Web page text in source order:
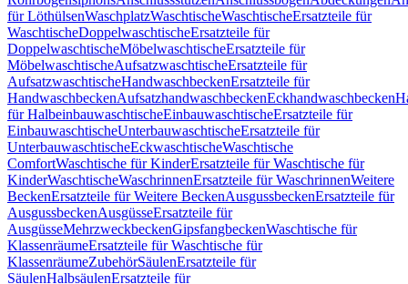
für LöthülsenWaschplatzWaschtischeWaschtischeErsatzteile für
WaschtischeDoppelwaschtischeErsatzteile für
DoppelwaschtischeMöbelwaschtischeErsatzteile für
MöbelwaschtischeAufsatzwaschtischeErsatzteile für
AufsatzwaschtischeHandwaschbeckenErsatzteile für
HandwaschbeckenAufsatzhandwaschbeckenEckhandwaschbecken
für HalbeinbauwaschtischeEinbauwaschtischeErsatzteile für
EinbauwaschtischeUnterbauwaschtischeErsatzteile für
UnterbauwaschtischeEckwaschtischeWaschtische
ComfortWaschtische für KinderErsatzteile für Waschtische für
KinderWaschtischeWaschrinnenErsatzteile für WaschrinnenWeitere
BeckenErsatzteile für Weitere BeckenAusgussbeckenErsatzteile für
AusgussbeckenAusgüsseErsatzteile für
AusgüsseMehrzweckbeckenGipsfangbeckenWaschtische für
KlassenräumeErsatzteile für Waschtische für
KlassenräumeZubehörSäulenErsatzteile für
SäulenHalbsäulenErsatzteile für